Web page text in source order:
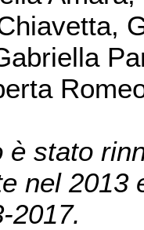
è stato
nel 2013
2017.